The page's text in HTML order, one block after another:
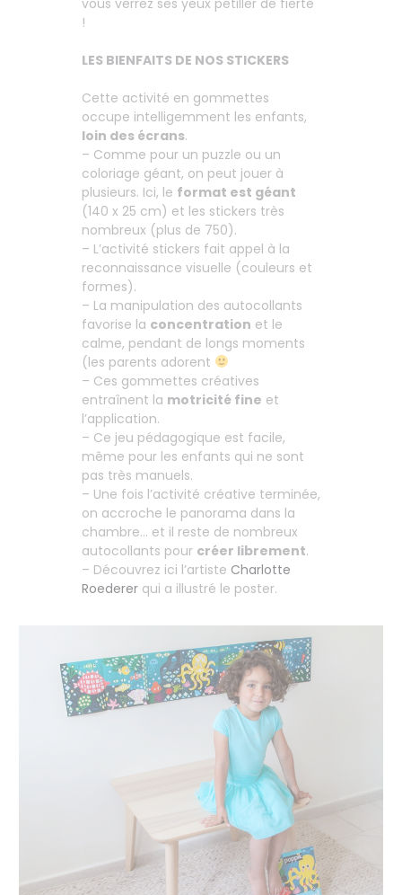
vous verrez ses yeux pétiller de fierté
!
LES BIENFAITS DE NOS STICKERS
Cette activité en gommettes
occupe intelligemment les enfants,
loin des écrans.
– Comme pour un puzzle ou un
coloriage géant, on peut jouer à
plusieurs. Ici, le format est géant
(140 x 25 cm) et les stickers très
nombreux (plus de 750).
– L’activité stickers fait appel à la
reconnaissance visuelle (couleurs et
formes).
– La manipulation des autocollants
favorise la concentration et le
calme, pendant de longs moments
(les parents adorent
– Ces gommettes créatives
entraînent la motricité fine et
l’application.
– Ce jeu pédagogique est facile,
même pour les enfants qui ne sont
pas très manuels.
– Une fois l’activité créative terminée,
on accroche le panorama dans la
chambre… et il reste de nombreux
autocollants pour créer librement.
– Découvrez ici l’artiste Charlotte
Roederer qui a illustré le poster.